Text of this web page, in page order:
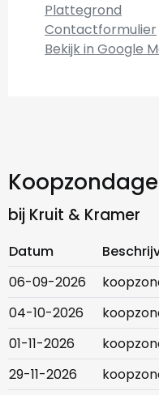
Plattegrond
Contactformulier
Bekijk in Google
bij Kruit & Kramer
Datum
06-09-2026
04-10-2026
01-11-2026
29-11-2026